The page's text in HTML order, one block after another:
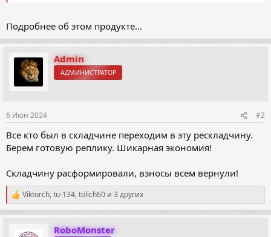
Подробнее об этом продукте...
Admin
АДМИНИСТРАТОР
6 Июн 2024 #2
Все кто был в складчине переходим в эту рескладчину.
Берем готовую реплику. Шикарная экономия!
Складчину расформировали, взносы всем вернули!
Р
е
а
Viktorch,tu-134,tolich60 и 3 других
RoboMonster